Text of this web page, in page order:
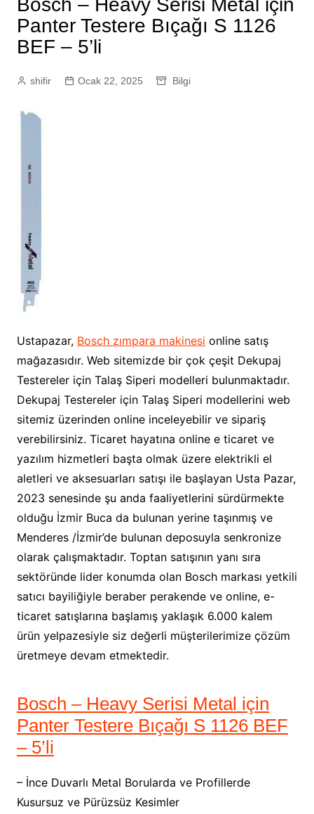
Bosch – Heavy Serisi Metal için
Panter Testere Bıçağı S 1126
BEF – 5’li
shifir Ocak 22, 2025 Bilgi
Ustapazar, Bosch zımpara makinesi online satış
mağazasıdır. Web sitemizde bir çok çeşit Dekupaj
Testereler için Talaş Siperi modelleri bulunmaktadır.
Dekupaj Testereler için Talaş Siperi modellerini web
sitemiz üzerinden online inceleyebilir ve sipariş
verebilirsiniz. Ticaret hayatına online e ticaret ve
yazılım hizmetleri başta olmak üzere elektrikli el
aletleri ve aksesuarları satışı ile başlayan Usta Pazar,
2023 senesinde şu anda faaliyetlerini sürdürmekte
olduğu İzmir Buca da bulunan yerine taşınmış ve
Menderes /İzmir’de bulunan deposuyla senkronize
olarak çalışmaktadır. Toptan satışının yanı sıra
sektöründe lider konumda olan Bosch markası yetkili
satıcı bayiliğiyle beraber perakende ve online, e-
ticaret satışlarına başlamış yaklaşık 6.000 kalem
ürün yelpazesiyle siz değerli müşterilerimize çözüm
üretmeye devam etmektedir.
Bosch – Heavy Serisi Metal için
Panter Testere Bıçağı S 1126 BEF
– 5’li
– İnce Duvarlı Metal Borularda ve Profillerde
Kusursuz ve Pürüzsüz Kesimler